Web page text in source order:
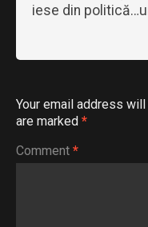
iese din
Your email address
are marked *
Comment *